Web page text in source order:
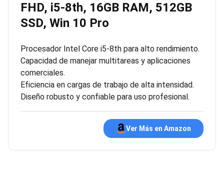
FHD, i5-8th, 16GB RAM, 512GB
SSD, Win 10 Pro
Procesador Intel Core i5-8th para alto rendimiento.
Capacidad de manejar multitareas y aplicaciones
comerciales.
Eficiencia en cargas de trabajo de alta intensidad.
Diseño robusto y confiable para uso profesional.
Ver Más en Amazon